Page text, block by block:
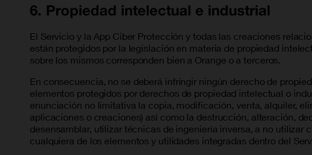
6. Propiedad intelectual e industrial
El Servicio y la App Ciber Protección y todas las creaciones
están protegidos por la legislación en materia de propiedad
sobre los mismos corresponden bien a Orange o a terceros.
En consecuencia, no se deberá infringir ningún derecho de
elementos protegidos por derechos de propiedad intelectual o
enunciación no limitativa la copia, modificación, venta, alquiler,
aplicaciones o creaciones) así como la destrucción, alteración,
desensamblar, utilizar técnicas de ingeniería inversa, a no
cualquiera de los elementos y utilidades integradas dentro del